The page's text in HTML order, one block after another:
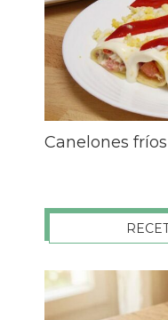
Canelones